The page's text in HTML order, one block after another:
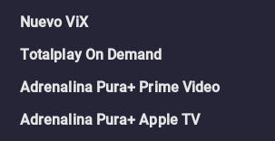
Nuevo ViX
Totalplay On Demand
Adrenalina Pura+ Prime Video
Adrenalina Pura+ Apple TV